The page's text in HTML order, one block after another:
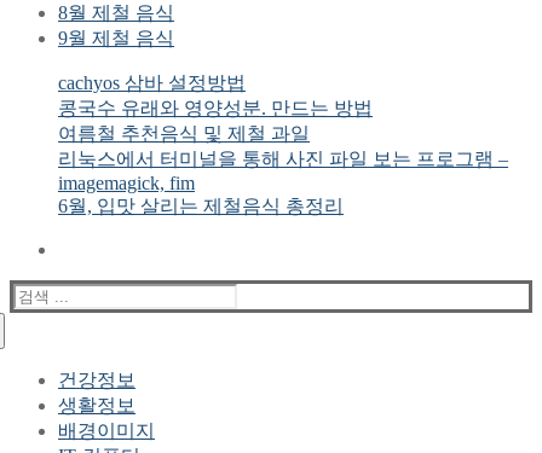
8월 제철 음식
9월 제철 음식
cachyos 삼바 설정방법
콩국수 유래와 영양성분. 만드는 방법
여름철 추천음식 및 제철 과일
리눅스에서 터미널을 통해 사진 파일 보는 프로그램 –
imagemagick, fim
6월, 입맛 살리는 제철음식 총정리
검
색
건강정보
생활정보
배경이미지